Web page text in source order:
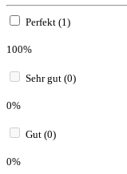
Perfekt (1)
100%
Sehr gut (0)
0%
Gut (0)
0%